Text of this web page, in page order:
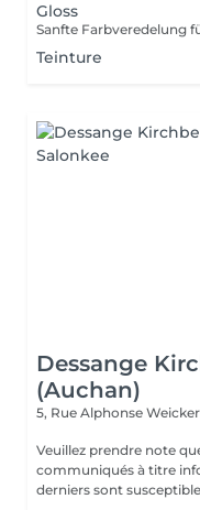
Gloss
Teinture
Dessange
(Auchan)
5, Rue Alphonse Weicker
Veuillez prendre note
communiqués à titre
derniers sont